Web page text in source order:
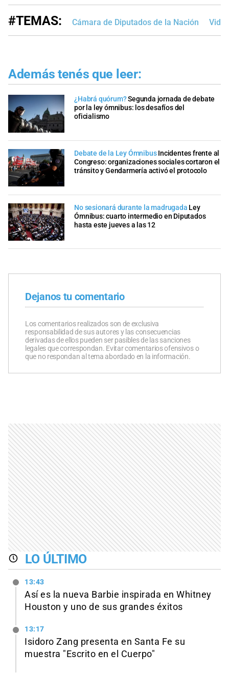
#TEMAS: Cámara de Diputados de la Nación
Además tenés que leer:
¿Habrá quórum?Segunda jornada de debate
por la ley ómnibus: los desafíos del
oficialismo
Debate de la Ley Ómnibus Incidentes frente al
Congreso: organizaciones sociales cortaron el
tránsito y Gendarmería activó el protocolo
No sesionará durante la madrugada Ley
Ómnibus: cuarto intermedio en Diputados
hasta este jueves a las 12
Dejanos tu comentario
Los comentarios realizados son de exclusiva
responsabilidad de sus autores y las consecuencias
derivadas de ellos pueden ser pasibles de las sanciones
legales que correspondan. Evitar comentarios ofensivos o
que no respondan al tema abordado en la información.
LO ÚLTIMO
13:43
Así es la nueva Barbie inspirada en Whitney
Houston y uno de sus grandes éxitos
13:17
Isidoro Zang presenta en Santa Fe su
muestra "Escrito en el Cuerpo"